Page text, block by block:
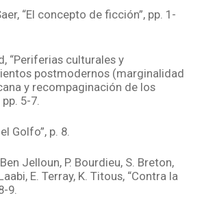
“El concepto de ficción”, pp. 1-
“Periferias culturales y
postmodernos (marginalidad
y recompaginación de los
5-7.
Golfo”, p. 8.
Jelloun, P. Bourdieu, S. Breton,
E. Terray, K. Titous, “Contra la
9.